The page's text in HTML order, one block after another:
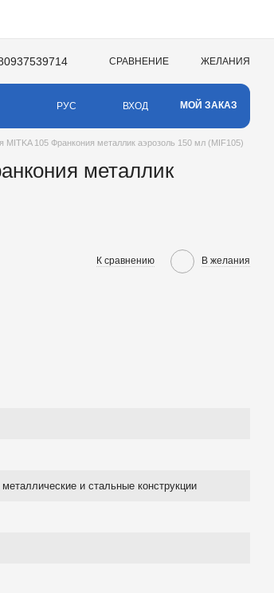
СРАВНЕНИЕ ЖЕЛАНИЯ
РУС ВХОД МОЙ ЗАКАЗ
MITKA 105 Франкония металлик аэрозоль 150 мл (MIF105)
металлик
К сравнению В желания
и стальные конструкции